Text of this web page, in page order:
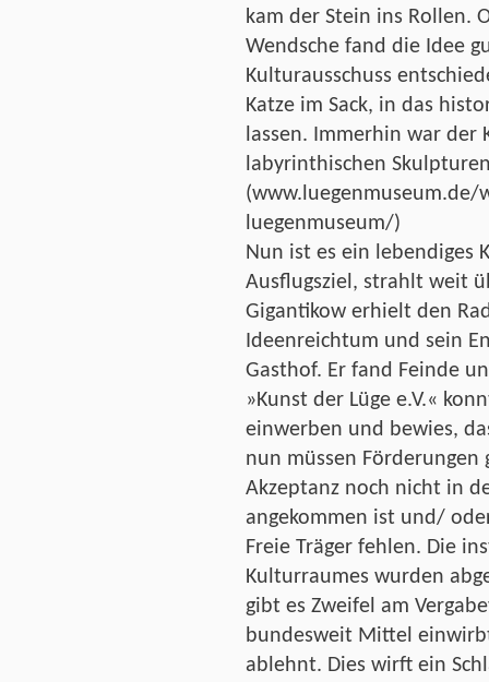
kam der Stein ins Rollen.
Wendsche fand die Idee
Kulturausschuss
Katze im Sack, in das
lassen. Immerhin war der
labyrinthischen
(www.luegenmuseum.de/
luegenmuseum/)
Nun ist es ein lebendiges
Ausflugsziel, strahlt weit
Gigantikow erhielt den
Ideenreichtum und sein
Gasthof. Er fand Feinde
»Kunst der Lüge e.V.«
einwerben und bewies,
nun müssen
Akzeptanz noch nicht in
angekommen ist und/
Freie Träger fehlen. Die
Kulturraumes wurden
gibt es Zweifel am
bundesweit Mittel
ablehnt. Dies wirft ein